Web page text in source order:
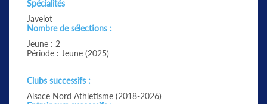
Spécialités
Javelot
Nombre de sélections :
Jeune : 2
Période : Jeune (2025)
Clubs successifs :
Alsace Nord Athletisme (2018-2026)